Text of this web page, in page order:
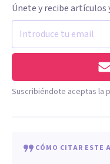
Únete y recibe artículos
Suscribiéndote aceptas la
CÓMO CITAR ESTE